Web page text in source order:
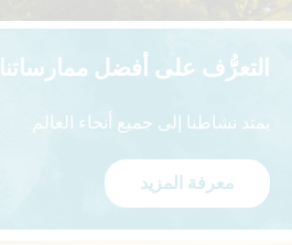
التعرُّف على أفضل ممارساتنا
يمتد نشاطنا إلى جميع أنحاء العالم.
معرفة المزيد